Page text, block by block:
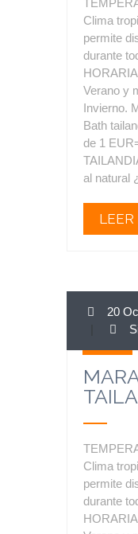
Clima
permite
durante
Verano y
Invierno.
Bath
de 1
al natural
LEER
20
20
Clima
permite
durante